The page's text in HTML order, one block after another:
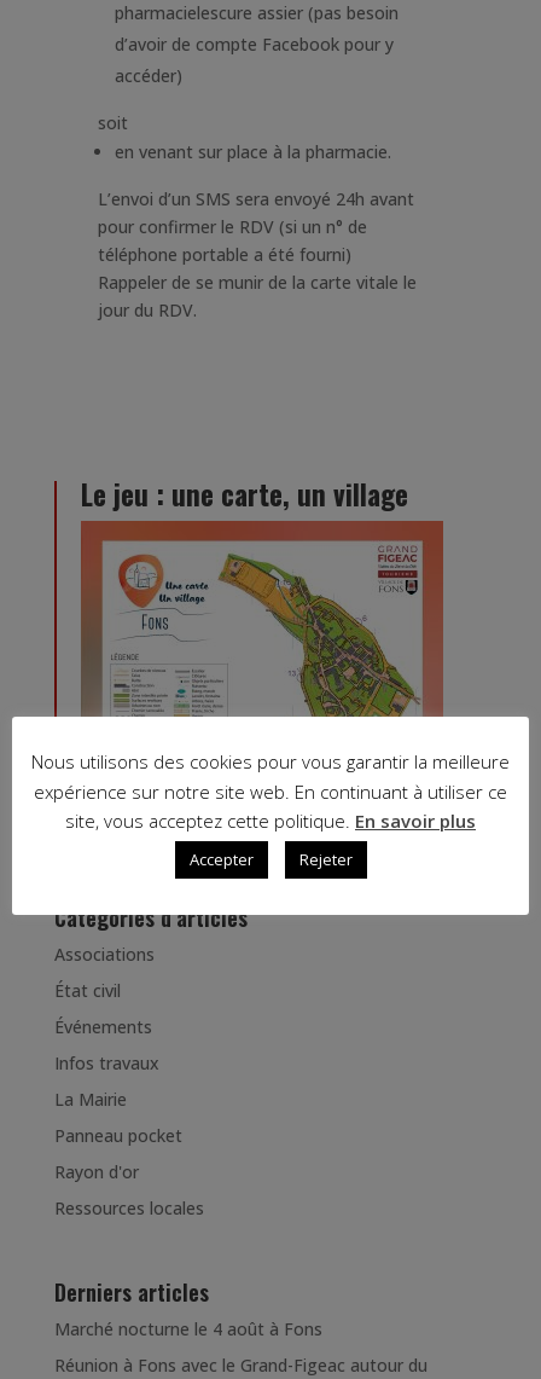
pharmacielescure assier (pas besoin
d’avoir de compte Facebook pour y
accéder)
soit
en venant sur place à la pharmacie.
L’envoi d’un SMS sera envoyé 24h avant
pour confirmer le RDV (si un n° de
téléphone portable a été fourni)
Rappeler de se munir de la carte vitale le
jour du RDV.
Le jeu : une carte, un village
Randonnées à Fons
Catégories d’articles
Associations
État civil
Événements
Infos travaux
La Mairie
Panneau pocket
Rayon d'or
Ressources locales
Derniers articles
Marché nocturne le 4 août à Fons
Réunion à Fons avec le Grand-Figeac autour du
Nous utilisons des cookies pour vous garantir la meilleure
expérience sur notre site web. En continuant à utiliser ce
site, vous acceptez cette politique. En savoir plus
Accepter Rejeter